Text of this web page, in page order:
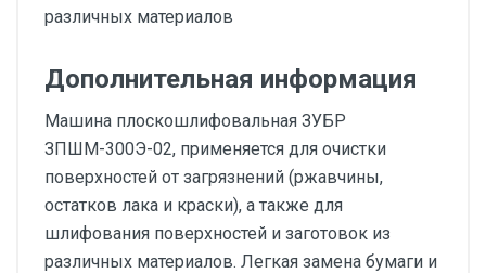
различных материалов
Дополнительная информация
Машина плоскошлифовальная ЗУБР
ЗПШМ-300Э-02, применяется для очистки
поверхностей от загрязнений (ржавчины,
остатков лака и краски), а также для
шлифования поверхностей и заготовок из
различных материалов. Легкая замена бумаги и